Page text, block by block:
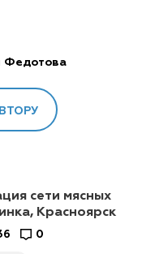
Федотова
сети мясных
Красноярск
0